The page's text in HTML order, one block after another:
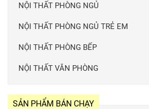
NỘI THẤT PHÒNG NGỦ
NỘI THẤT PHÒNG NGỦ TRẺ EM
NỘI THẤT PHÒNG BẾP
NỘI THẤT VĂN PHÒNG
SẢN PHẨM BÁN CHẠY